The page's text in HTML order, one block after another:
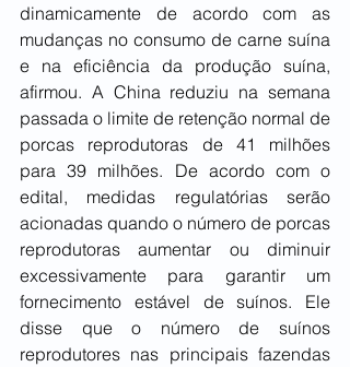
dinamicamente de acordo com as
mudanças no consumo de carne suína
e na eficiência da produção suína,
afirmou. A China reduziu na semana
passada o limite de retenção normal de
porcas reprodutoras de 41 milhões
para 39 milhões. De acordo com o
edital, medidas regulatórias serão
acionadas quando o número de porcas
reprodutoras aumentar ou diminuir
excessivamente para garantir um
fornecimento estável de suínos. Ele
disse que o número de suínos
reprodutores nas principais fazendas